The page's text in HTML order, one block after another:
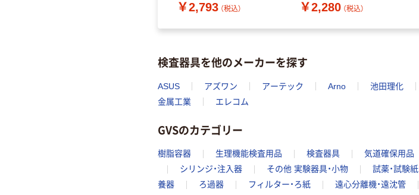
￥2,793 （税込） ￥2,280 （税込）
検査器具を他のメーカーを探す
ASUS アズワン アーテック Arno 池田理化
金属工業
エレコム
GVSのカテゴリー
樹脂容器 生理機能検査用品 検査器具 気道確保用品
シリンジ・注入器
その他 実験器具・小物 試薬・試験紙
養器
ろ過器 フィルター・ろ紙 遠心分離機・遠沈管